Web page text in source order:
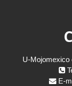
U-Mojomexico
E-